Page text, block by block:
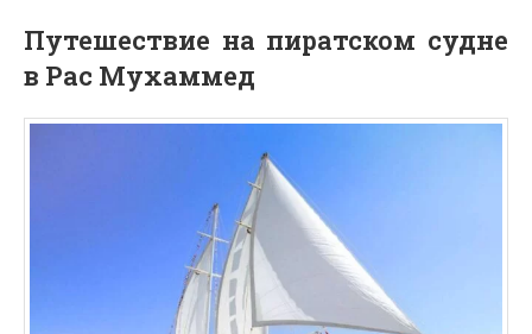
Путешествие на пиратском судне
в Рас Мухаммед